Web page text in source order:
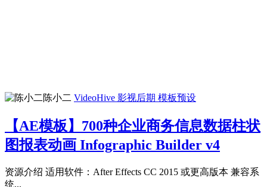
陈小二 VideoHive 影视后期 模板预设
【AE模板】700种企业商务信息数据柱状
图报表动画 Infographic Builder v4
资源介绍 适用软件：After Effects CC 2015 或更高版本 兼容系
统...